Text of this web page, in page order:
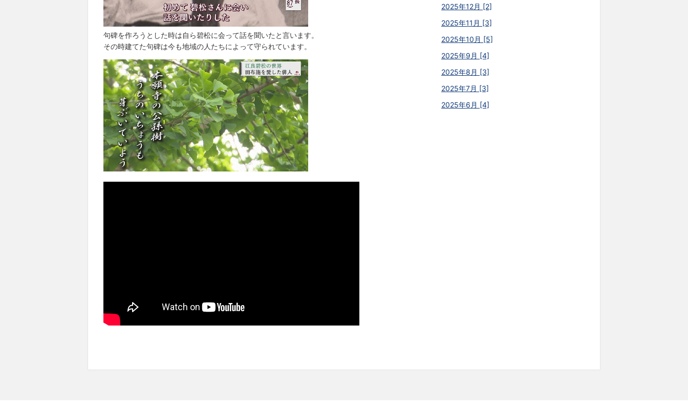
句碑を作ろうとした時は自ら碧松に会って話を聞いたと言います。
その時建てた句碑は今も地域の人たちによって守られています。
2025年12月 [2]
2025年11月 [3]
2025年10月 [5]
2025年9月 [4]
2025年8月 [3]
2025年7月 [3]
2025年6月 [4]